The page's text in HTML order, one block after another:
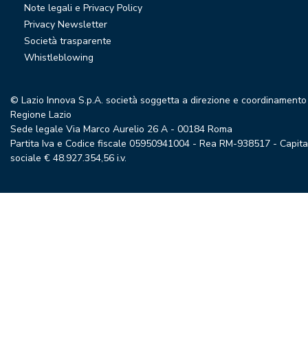
Note legali e Privacy Policy
Privacy Newsletter
Società trasparente
Whistleblowing
© Lazio Innova S.p.A. società soggetta a direzione e
Regione Lazio
Sede legale Via Marco Aurelio 26 A - 00184 Roma
Partita Iva e Codice fiscale 05950941004 - Rea RM-938517 -
sociale € 48.927.354,56 i.v.